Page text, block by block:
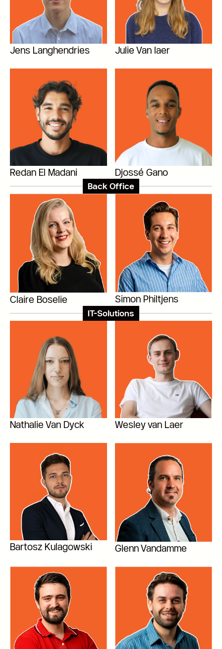
Jens Langhendries Julie Van laer
Redan El Madani Djossé Gano
Back Office
Claire Boselie Simon Philtjens
IT-Solutions
Nathalie Van Dyck Wesley van Laer
Bartosz Kulagowski Glenn Vandamme